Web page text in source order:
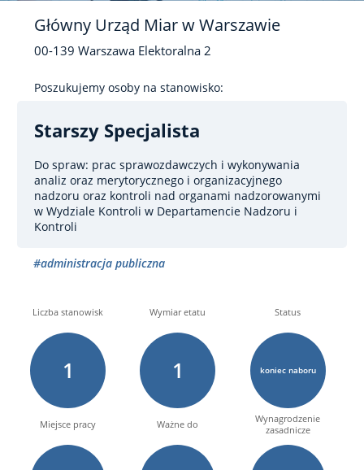
Główny Urząd Miar w Warszawie
00-139 Warszawa Elektoralna 2
Poszukujemy osoby na stanowisko:
Starszy Specjalista
Do spraw: prac sprawozdawczych i wykonywania
analiz oraz merytorycznego i organizacyjnego
nadzoru oraz kontroli nad organami nadzorowanymi
w Wydziale Kontroli w Departamencie Nadzoru i
Kontroli
#administracja publiczna
Liczba stanowisk
1
Wymiar etatu
1
Status
koniec naboru
Miejsce pracy Ważne do
Wynagrodzenie
zasadnicze